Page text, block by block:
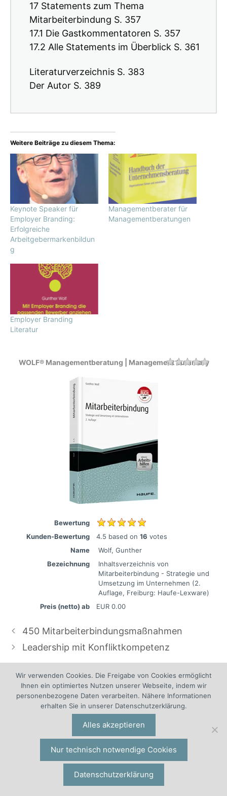
17 Statements zum Thema
Mitarbeiterbindung S. 357
17.1 Die Gastkommentatoren S. 357
17.2 Alle Statements im Überblick S. 361
Literaturverzeichnis S. 383
Der Autor S. 389
Weitere Beiträge zu diesem Thema:
Keynote Speaker für
Employer Branding:
Erfolgreiche
Arbeitgebermarkenbildun
g
Managementberater für
Managementberatungen
Employer Branding
Literatur
WOLF® Managementberatung | Management Summary
Rating 1 star
2
3
4
5
Bewertung
Kunden-Bewertung
4.5 based on 16 votes
Name
Wolf, Gunther
Bezeichnung
Inhaltsverzeichnis von
Mitarbeiterbindung - Strategie und
Umsetzung im Unternehmen (2.
Auflage, Freiburg: Haufe-Lexware)
Preis (netto) ab
EUR0.00
450 Mitarbeiterbindungsmaßnahmen
Leadership mit Konfliktkompetenz
Das Managementbuch des Jahres ist von
Wir verwenden Cookies. Die Freigabe von Cookies ermöglicht
Ihnen ein optimiertes Nutzen unserer Webseite, indem wir
personenbezogene Daten verarbeiten. Nähere Informationen
erhalten Sie in unserer Datenschutzerklärung.
Alles akzeptieren
Nur technisch notwendige Cookies
Datenschutzerklärung